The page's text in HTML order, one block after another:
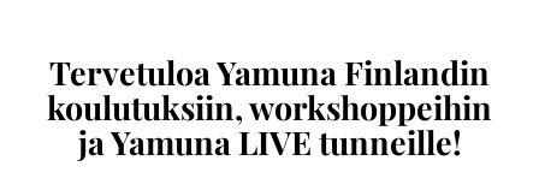
Tervetuloa Yamuna Finlandin
koulutuksiin, workshoppeihin
ja Yamuna LIVE tunneille!